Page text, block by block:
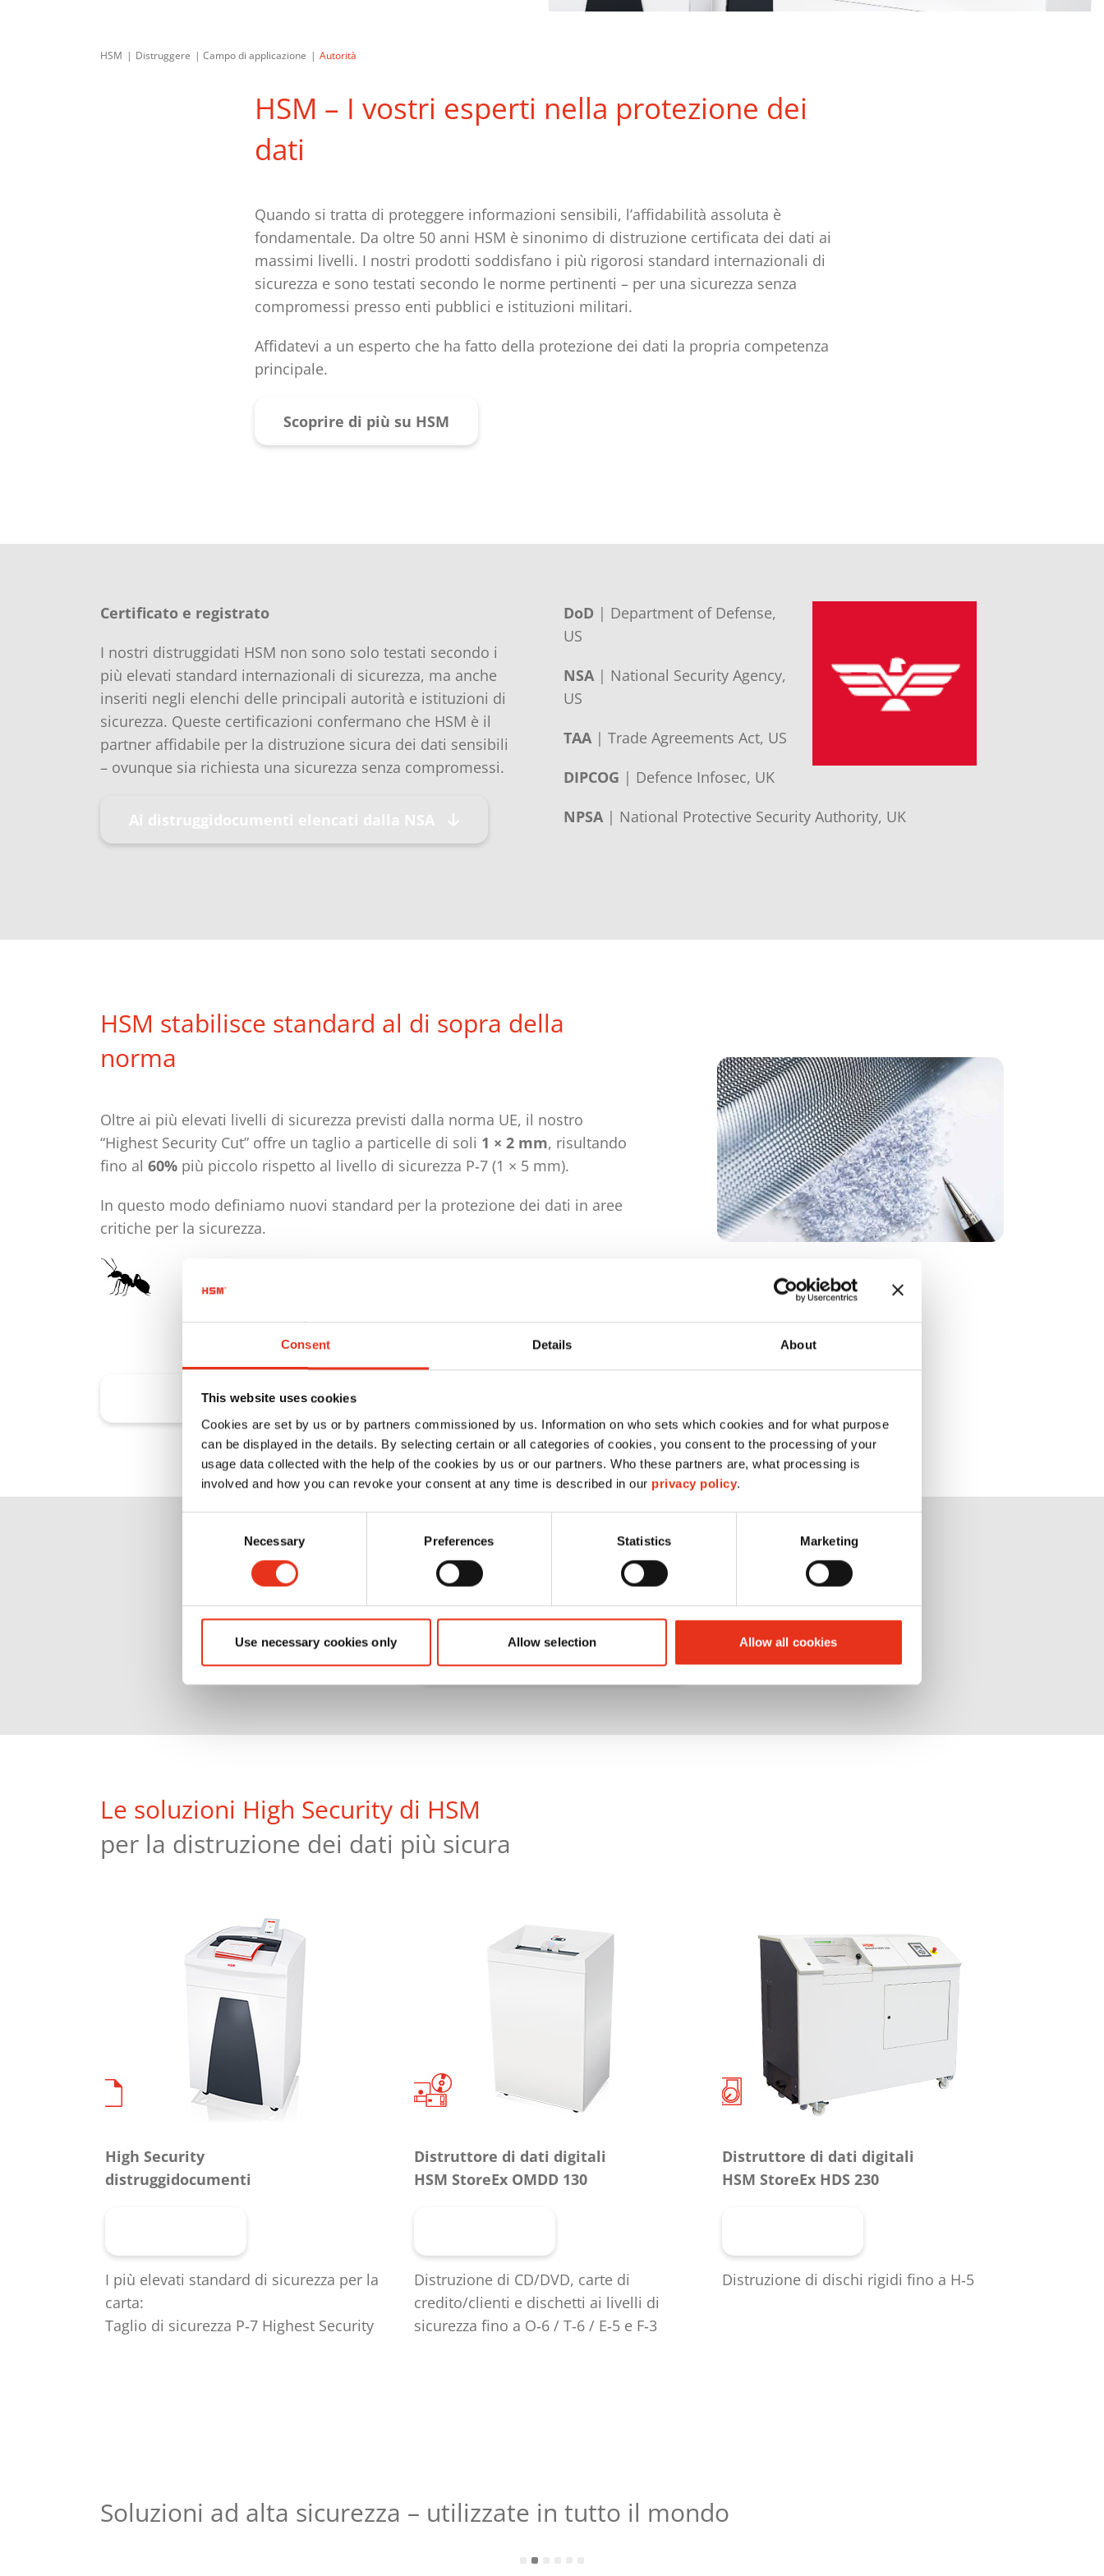
Consent Details About
This website uses cookies
Cookies are set by us or by partners commissioned by us. Information on who sets which cookies and for what purpose
can be displayed in the details. By selecting certain or all categories of cookies, you consent to the processing of your
usage data collected with the help of the cookies by us or our partners. Who these partners are, what processing is
involved and how you can revoke your consent at any time is described in our privacy policy.
Necessary Preferences Statistics Marketing
Use necessary cookies only Allow selection Allow all cookies
HSM Distruggere Campo di applicazione Autorità
HSM – I vostri esperti nella protezione dei
dati
Quando si tratta di proteggere informazioni sensibili, l’affidabilità assoluta è
fondamentale. Da oltre 50 anni HSM è sinonimo di distruzione certificata dei dati ai
massimi livelli. I nostri prodotti soddisfano i più rigorosi standard internazionali di
sicurezza e sono testati secondo le norme pertinenti – per una sicurezza senza
compromessi presso enti pubblici e istituzioni militari.
Affidatevi a un esperto che ha fatto della protezione dei dati la propria competenza
principale.
Scoprire di più su HSM
Certificato e registrato
I nostri distruggidati HSM non sono solo testati secondo i
più elevati standard internazionali di sicurezza, ma anche
inseriti negli elenchi delle principali autorità e istituzioni di
sicurezza. Queste certificazioni confermano che HSM è il
partner affidabile per la distruzione sicura dei dati sensibili
– ovunque sia richiesta una sicurezza senza compromessi.
Ai distruggidocumenti elencati dalla NSA
DoD| Department of Defense,
US
NSA| National Security Agency,
US
TAA| Trade Agreements Act, US
DIPCOG | Defence Infosec, UK
NPSA| National Protective Security Authority, UK
HSM stabilisce standard al di sopra della
norma
Oltre ai più elevati livelli di sicurezza previsti dalla norma UE, il nostro
“Highest Security Cut” offre un taglio a particelle di soli 1 × 2 mm, risultando
fino al 60% più piccolo rispetto al livello di sicurezza P‑7 (1 × 5 mm).
In questo modo definiamo nuovi standard per la protezione dei dati in aree
critiche per la sicurezza.
Ai distruggidocumenti con Highest Security Cut
Avete ancora domande?
Contattateci.
Vai al modulo di contatto
Le soluzioni High Security di HSM
per la distruzione dei dati più sicura
High Security
distruggidocumenti
I più elevati standard di sicurezza per la
carta:
Taglio di sicurezza P‑7 Highest Security
Distruttore di dati digitali
HSM StoreEx OMDD 130
Distruzione di CD/DVD, carte di
credito/clienti e dischetti ai livelli di
sicurezza fino a O‑6 / T‑6 / E‑5 e F‑3
Distruttore di dati digitali
HSM StoreEx HDS 230
Distruzione di dischi rigidi fino a H‑5
Soluzioni ad alta sicurezza – utilizzate in tutto il mondo